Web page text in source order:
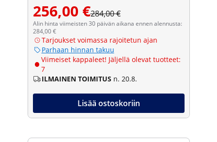
256,00 €284,00 €
Alin hinta viimeisten 30 päivän aikana ennen alennusta:
284,00 €
Tarjoukset voimassa rajoitetun ajan
Parhaan hinnan takuu
Viimeiset kappaleet! Jäljellä olevat tuotteet:
7
ILMAINEN TOIMITUS n. 20.8.
Lisää ostoskoriin